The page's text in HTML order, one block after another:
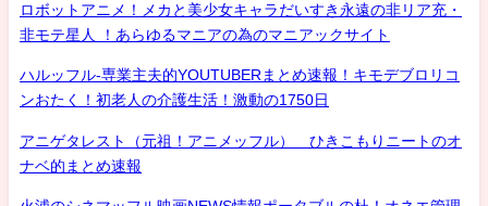
ロボットアニメ！メカと美少女キャラだいすき永遠の非リア充・
非モテ星人 ！あらゆるマニアの為のマニアックサイト
ハルッフル-専業主夫的YOUTUBERまとめ速報！キモデブロリコ
ンおたく！初老人の介護生活！激動の1750日
アニゲタレスト（元祖！アニメッフル） ひきこもりニートのオ
ナベ的まとめ速報